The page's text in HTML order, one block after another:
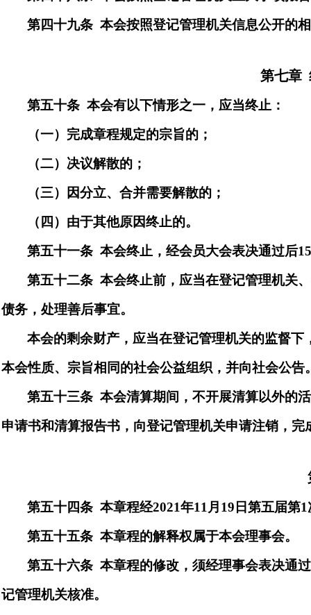
第四十九条 本会按照登记管理机关信息公开的
第七章
第五十条 本会有以下情形之一，应当终止：
（一）完成章程规定的宗旨的；
（二）决议解散的；
（三）因分立、合并需要解散的；
（四）由于其他原因终止的。
第五十一条 本会终止，经会员大会表决通过后1
第五十二条 本会终止前，应当在登记管理机关
债务，处理善后事宜。
本会的剩余财产，应当在登记管理机关的监督
本会性质、宗旨相同的社会公益组织，并向社会公告
第五十三条 本会清算期间，不开展清算以外的
申请书和清算报告书，向登记管理机关申请注销，完
第五十四条 本章程经2021年11 月 19 日第五届第1
第五十五条 本章程的解释权属于本会理事会。
第五十六条 本章程的修改，须经理事会表决通
记管理机关核准。